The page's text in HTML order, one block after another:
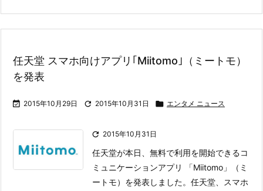
任天堂 スマホ向けアプリ｢Miitomo｣（ミートモ）
を発表
 2015年10月29日  2015年10月31日  エンタメ ニュース
 2015年10月31日
任天堂が本日、無料で利用を開始できるコ
ミュニケーションアプリ 「Miitomo」（ミ
ートモ）を発表しました。任天堂、スマホ